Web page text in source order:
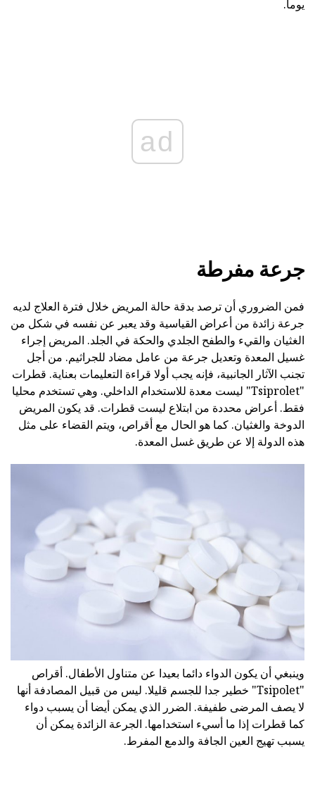
يوما.
ad
جرعة مفرطة
فمن الضروري أن ترصد بدقة حالة المريض خلال فترة العلاج لديه
جرعة زائدة من أعراض القياسية وقد يعبر عن نفسه في شكل من
الغثيان والقيء والطفح الجلدي والحكة في الجلد. المريض إجراء
غسيل المعدة وتعديل جرعة من عامل مضاد للجراثيم. من أجل
تجنب الآثار الجانبية، فإنه يجب أولا قراءة التعليمات بعناية. قطرات
"Tsiprolet" ليست معدة للاستخدام الداخلي. وهي تستخدم محليا
فقط. أعراض محددة من ابتلاع ليست قطرات. قد يكون المريض
الدوخة والغثيان. كما هو الحال مع أقراص، ويتم القضاء على مثل
هذه الدولة إلا عن طريق غسل المعدة.
وينبغي أن يكون الدواء دائما بعيدا عن متناول الأطفال. أقراص
"Tsipolet" خطير جدا للجسم قليلا. ليس من قبيل المصادفة أنها
لا يصف المرضى طفيفة. الضرر الذي يمكن أيضا أن يسبب دواء
كما قطرات إذا ما أسيء استخدامها. الجرعة الزائدة يمكن أن
يسبب تهيج العين الجافة والدمع المفرط.